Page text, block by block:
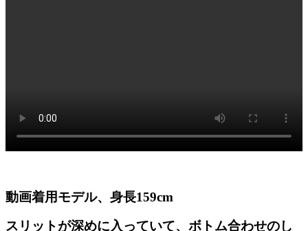
動画着用モデル、身長159cm
スリットが深めに入っていて、ボトム合わせのし